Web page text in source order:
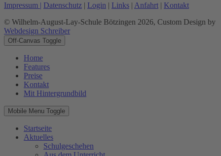
Impressum | Datenschutz | Login | Links | Anfahrt | Kontakt
© Wilhelm-August-Lay-Schule Bötzingen 2026, Custom Design by
Webdesign Schreiber
Off-Canvas Toggle
Home
Features
Preise
Kontakt
Mit Hintergrundbild
Mobile Menu Toggle
Startseite
Aktuelles
Schulgeschehen